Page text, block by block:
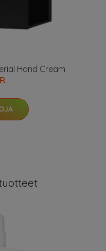
Hand Cream